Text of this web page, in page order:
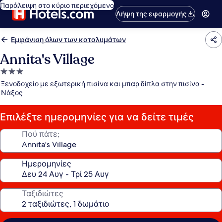
Παράλειψη στο κύριο περιεχόμενο
Λήψη της εφαρμογής
Εμφάνιση όλων των καταλυμάτων
Annita's Village
Κατάλυμα
με
3.0
αστέρια
Ξενοδοχείο με εξωτερική πισίνα και μπαρ δίπλα στην πισίνα -
Νάξος
Επιλέξτε ημερομηνίες για να δείτε τιμές
Πού πάτε;
Ημερομηνίες
Ταξιδιώτες